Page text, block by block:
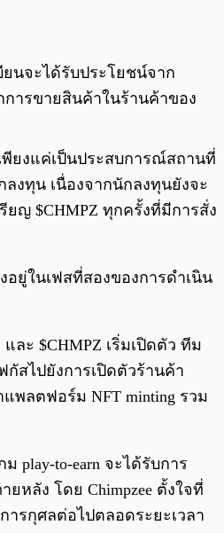
นจะได้รับประโยชน์จาก
การขายสินค้าในร้านค้าของ
ยงแค่เป็นประสบการณ์สถานที่
ลงทุน เนื่องจากนักลงทุนยังจะ
ยญ $CHMPZ ทุกครั้งที่มีการสั่ง
อยู่ในเฟสที่สองของการดำเนิน
และ $CHMPZ เริ่มเปิดตัว ทีม
กัสไปยังการเปิดตัวร้านค้า
พลตฟอร์ม NFT minting รวม
play-to-earn จะได้รับการ
หลัง โดย Chimpzee ตั้งใจที่
ารกุศลต่อไปตลอดระยะเวลา